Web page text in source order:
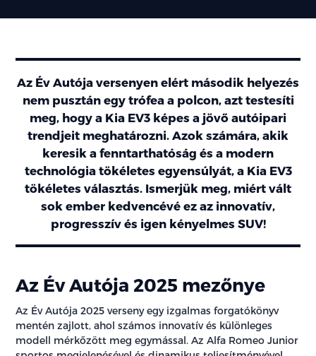
Az Év Autója versenyen elért második helyezés
nem pusztán egy trófea a polcon, azt testesíti
meg, hogy a Kia EV3 képes a jövő autóipari
trendjeit meghatározni. Azok számára, akik
keresik a fenntarthatóság és a modern
technológia tökéletes egyensúlyát, a Kia EV3
tökéletes választás. Ismerjük meg, miért vált
sok ember kedvencévé ez az innovatív,
progresszív és igen kényelmes SUV!
Az Év Autója 2025 mezőnye
Az Év Autója 2025 verseny egy izgalmas forgatókönyv
mentén zajlott, ahol számos innovatív és különleges
modell mérkőzött meg egymással. Az Alfa Romeo Junior